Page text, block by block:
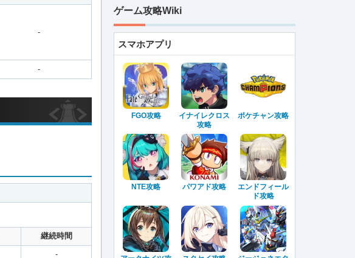
-
継続時間
-
ゲーム攻略Wiki
スマホアプリ
FGO攻略
イナイレクロス
攻略
ポケチャン攻略
NTE攻略 パワアド攻略
エンドフィール
ド攻略